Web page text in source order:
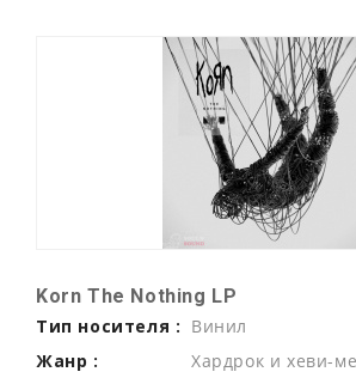
Korn The Nothing LP
Тип носителя : Винил
Жанр :
Хардрок и хеви-